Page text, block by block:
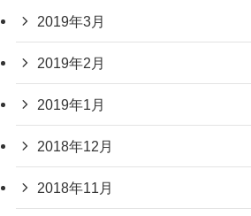
2019年3月
2019年2月
2019年1月
2018年12月
2018年11月